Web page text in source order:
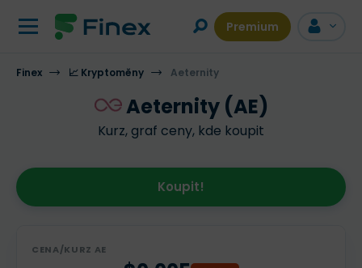
Premium
POPIS VÍCE INFORMACÍ
Finex 📈 Kryptoměny Aeternity
Aeternity (AE)
Kurz, graf ceny, kde koupit
Koupit!
CENA/KURZ AE